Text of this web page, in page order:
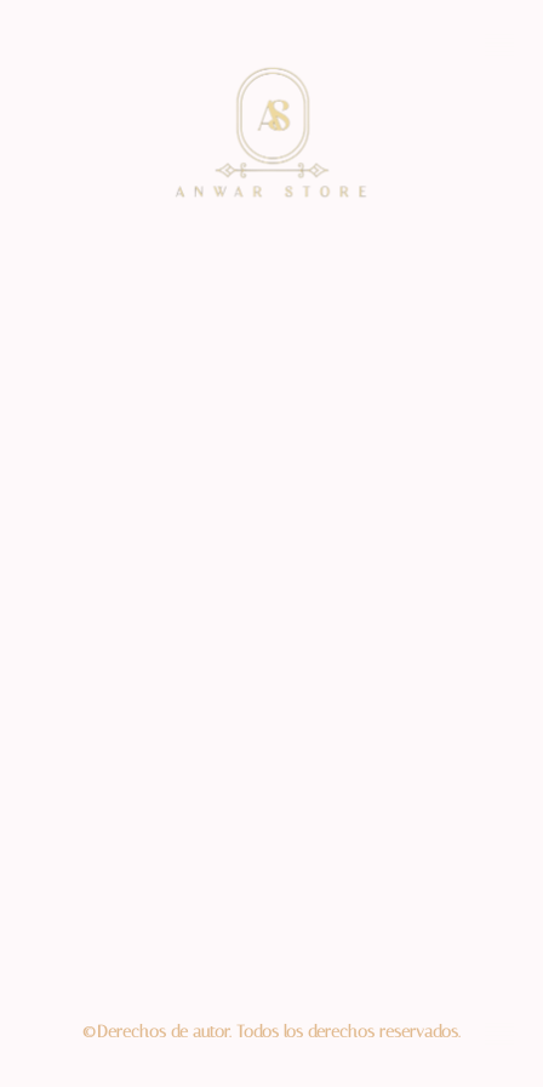
©Derechos de autor. Todos los derechos reservados.